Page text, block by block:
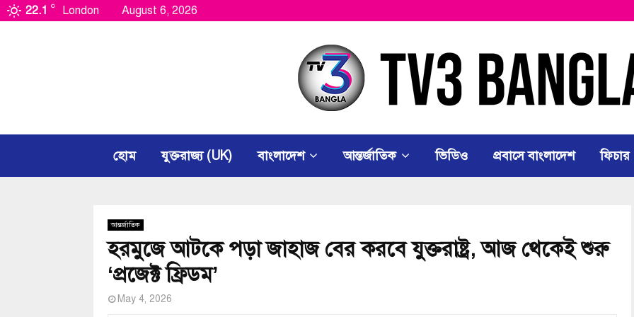
22.1 C London August 6, 2026
হোম যুক্তরাজ্য (UK) বাংলাদেশ আন্তর্জাতিক ভিডিও প্রবাসে বাংলাদেশ ফিচার
আন্তর্জাতিক
হরমুজে আটকে পড়া জাহাজ বের করবে যুক্তরাষ্ট্র, আজ থেকেই শুরু
‘প্রজেক্ট ফ্রিডম’
May 4, 2026